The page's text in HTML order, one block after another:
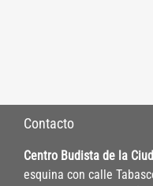
Contacto
Centro Budista de la
esquina con calle